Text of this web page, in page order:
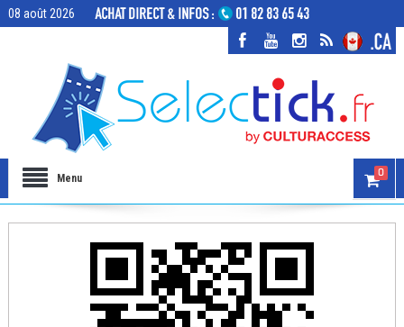
08 août 2026
Menu 0